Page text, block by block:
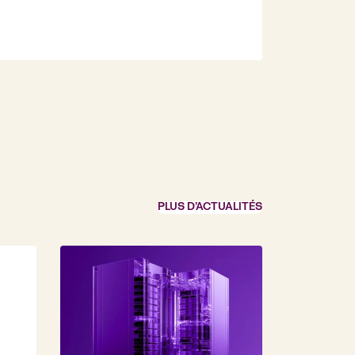
PLUS D’ACTUALITÉS